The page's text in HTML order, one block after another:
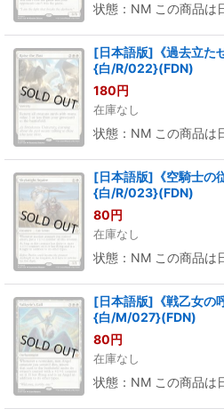
状態：NM この商品は
[日本語版]《過去立た
{白/R/022}(FDN)
180円
在庫なし
状態：NM この商品は
[日本語版]《空騎士の
{白/R/023}(FDN)
80円
在庫なし
状態：NM この商品は
[日本語版]《戦乙女の
{白/M/027}(FDN)
80円
在庫なし
状態：NM この商品は